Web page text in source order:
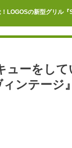
LOGOSの新型グリル
ューをし
ンテージ